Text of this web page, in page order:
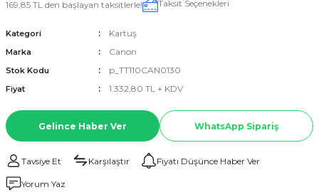
169,85 TL den başlayan taksitlerle! Taksit Seçenekleri
Kategori Kartuş
Marka Canon
Stok Kodu p_TT110CAN0130
Fiyat 1.332,80 TL + KDV
Gelince Haber Ver WhatsApp Sipariş
Tavsiye Et Karşılaştır Fiyatı Düşünce Haber Ver
Yorum Yaz